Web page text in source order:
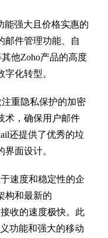
能强大且价格实惠的
邮件管理功能、自
他Zoho产品的高度
化转型。
注重隐私保护的加密
术，确保用户邮件
还提供了优秀的垃
面设计。
速度和稳定性的企
构和最新的
收的速度极快。此
功能和强大的移动